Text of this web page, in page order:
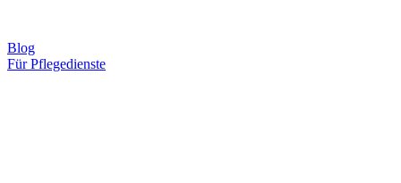
Blog
Für Pflegedienste